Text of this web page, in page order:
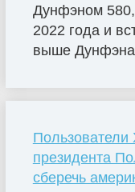
Дунфэном
2022 года и
выше Дунфэна
Пользователи
президента
сберечь